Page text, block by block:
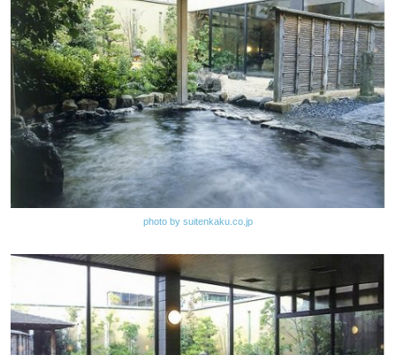
photo by suitenkaku.co.jp